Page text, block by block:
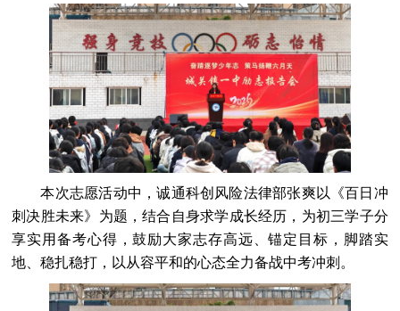
本次志愿活动中，诚通科创风险法律部张爽以《百日冲
刺决胜未来》为题，结合自身求学成长经历，为初三学子分
享实用备考心得，鼓励大家志存高远、锚定目标，脚踏实
地、稳扎稳打，以从容平和的心态全力备战中考冲刺。